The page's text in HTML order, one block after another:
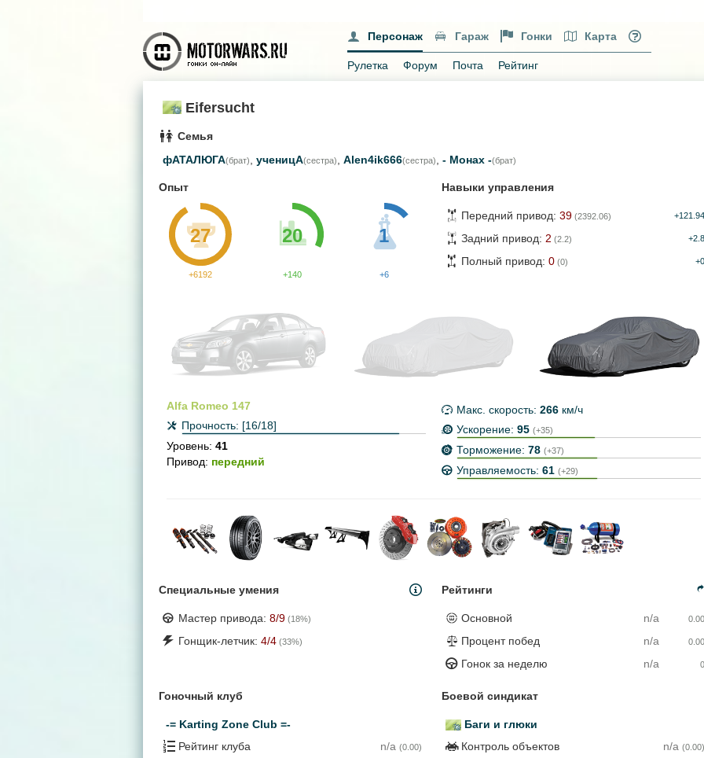
Персонаж Гараж Гонки Карта
Рулетка Форум Почта Рейтинг
Eifersucht
Семья
фАТАЛЮГА(брат) ученицА(сестра) Alen4ik666(сестра) - Монах -(брат)
Опыт
27
+6192
20
+140
1
+6
Навыки управления
Передний привод: 39 (2392.06) +121.94
Задний привод: 2 (2.2) +2.8
Полный привод: 0 (0) +0
Alfa Romeo 147
Прочность: [16/18]
Уровень: 41
Привод: передний
Макс. скорость: 266 км/ч
Ускорение: 95 (+35)
Торможение: 78 (+37)
Управляемость: 61 (+29)
Специальные умения
Мастер привода: 8/9 (18%)
Гонщик-летчик: 4/4 (33%)
Рейтинги
Основной n/a 0.00
Процент побед n/a 0.00
Гонок за неделю n/a 0
Гоночный клуб
-= Karting Zone Club =-
Рейтинг клуба
n/a (0.00)
Боевой синдикат
Баги и глюки
Контроль объектов
n/a (0.00)